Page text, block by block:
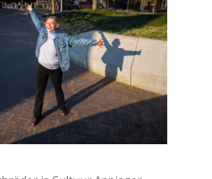
Festivals &
Film & Podia
Galerie
Koren
Media
Muziek
Theater